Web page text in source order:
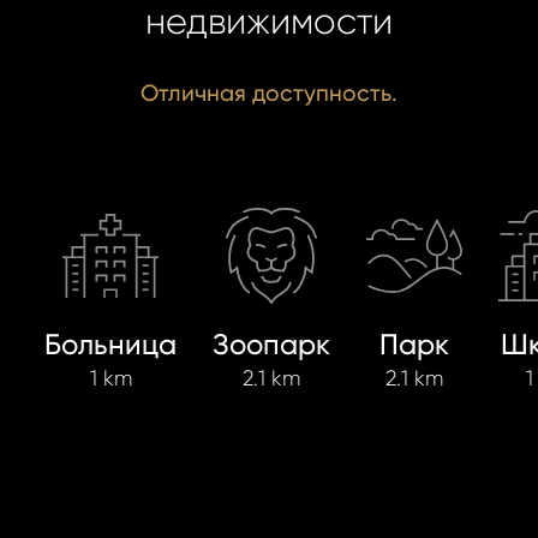
недвижимости
Отличная доступность.
Больница
1 km
Зоопарк
2.1 km
Парк
2.1 km